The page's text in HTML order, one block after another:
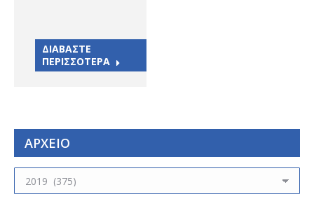
ΔΙΑΒΑΣΤΕ
ΠΕΡΙΣΣΟΤΕΡΑ
ΑΡΧΕΙΟ
ΑΡΧΕΙΟ